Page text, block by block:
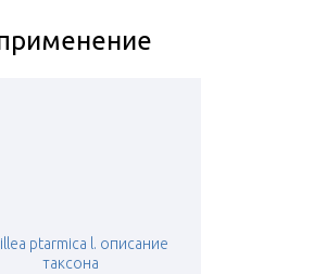
ptarmica l. описание
таксона